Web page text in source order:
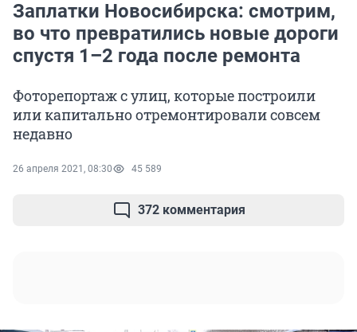
Заплатки Новосибирска: смотрим,
во что превратились новые дороги
спустя 1–2 года после ремонта
Фоторепортаж с улиц, которые построили
или капитально отремонтировали совсем
недавно
26 апреля 2021, 08:30 45 589
372 комментария